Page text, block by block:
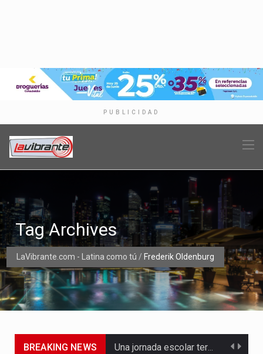
PUBLICIDAD
LaVibrante.com - Latina como tú / Frederik Oldenburg
Tag Archives
BREAKING NEWS Una jornada escolar terminó en tragedia este viernes 7 de…